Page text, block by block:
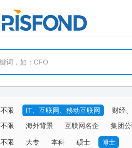
不限 IT、互联网、移动互联网
财经
能源、环保、化工、矿产
制药、医用、
生活商业服务行业
不限 海外背景 互联网名企 集团
不限 大专 本科 硕士 博士